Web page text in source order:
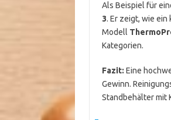
Als Beispiel für
3. Er zeigt, wie ein
Modell
Kategorien.
Fazit: Eine
Gewinn.
Standbehälter mit